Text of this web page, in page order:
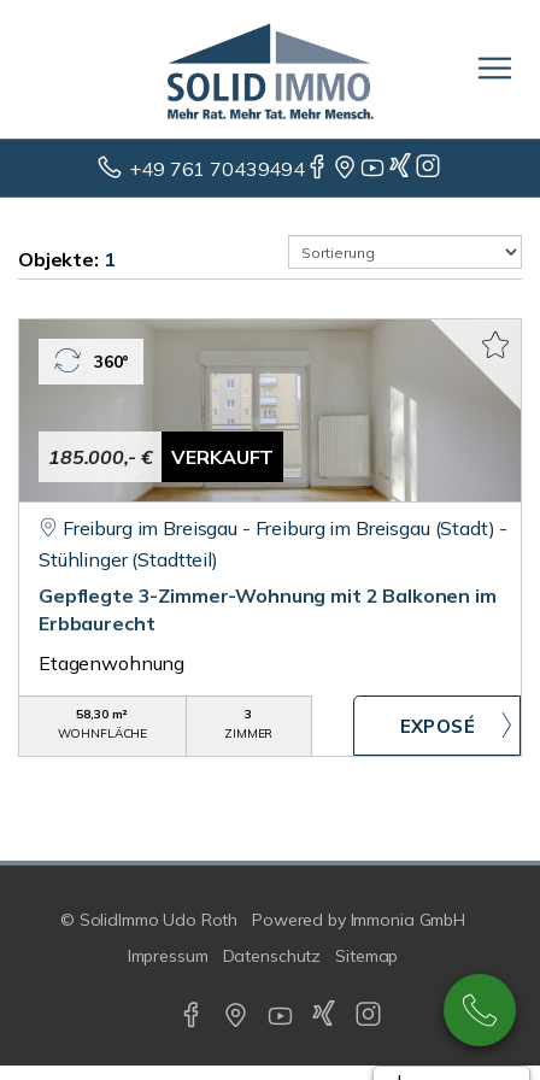
+49 761 70439494
Objekte: 1
185.000,- € VERKAUFT
360°
Freiburg im Breisgau - Freiburg im Breisgau (Stadt) -
Stühlinger (Stadtteil)
Gepflegte 3-Zimmer-Wohnung mit 2 Balkonen im
Erbbaurecht
Etagenwohnung
58,30 m²
WOHNFLÄCHE
3
ZIMMER
© SolidImmo Udo Roth Powered by Immonia GmbH
Impressum
Datenschutz Sitemap